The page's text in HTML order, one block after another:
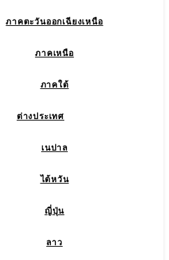
ภาคตะวันออกเฉียงเหนือ
ภาคเหนือ
ภาคใต้
ต่างประเทศ
เนปาล
ไต้หวัน
ญี่ปุ่น
ลาว